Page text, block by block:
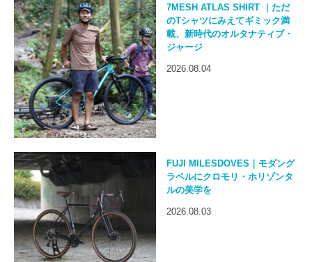
7MESH ATLAS SHIRT ｜ただ
のTシャツにみえてギミック満
載、新時代のオルタナティブ・
ジャージ
2026.08.04
FUJI MILESDOVES｜モダング
ラベルにクロモリ・ホリゾンタ
ルの美学を
2026.08.03